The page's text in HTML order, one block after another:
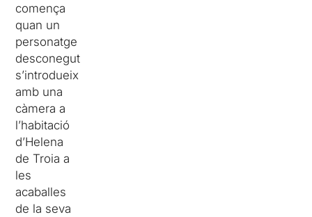
comença
quan un
personatge
desconegut
s’introdueix
amb una
càmera a
l’habitació
d’Helena
de Troia a
les
acaballes
de la seva